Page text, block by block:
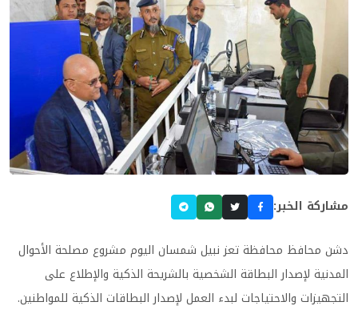
مشاركة الخبر:
دشن محافظ محافظة تعز نبيل شمسان اليوم مشروع مصلحة الأحوال
المدنية لإصدار البطاقة الشخصية بالشريحة الذكية والإطلاع على
التجهيزات والاحتياجات لبدء العمل لإصدار البطاقات الذكية للمواطنين.